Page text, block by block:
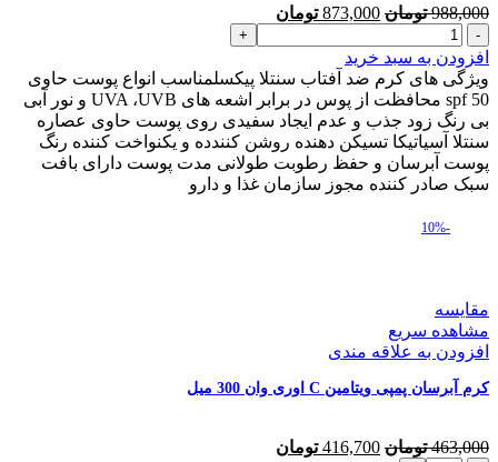
988,000 تومان قیمت
بود.
873,000 تومان
فعلی
است.
کرم
ضد
آفتاب
SPF
50
پیکسل
مدل
Centella
میلی
افزودن به سبد خرید
ویژگی های کرم ضد آفتاب سنتلا پیکسلمناسب انواع پوست حاوی
spf 50 محافظت از پوس در برابر اشعه های UVA ،UVB و نور آبی
بی رنگ زود جذب و عدم ایجاد سفیدی روی پوست حاوی عصاره
سنتلا آسیاتیکا تسیکن دهنده روشن کنندده و یکنواخت کننده رنگ
پوست آبرسان و حفظ رطوبت طولانی مدت پوست دارای بافت
سبک صادر کننده مجوز سازمان غذا و دارو
-10%
مقایسه
مشاهده سریع
افزودن به علاقه مندی
کرم آبرسان پمپی ویتامین C اوری وان 300 میل
463,000 تومان قیمت
416,700 تومان